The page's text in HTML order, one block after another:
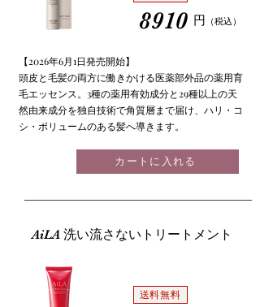
8910 円 （税込）
【2026年6月1日発売開始】
頭皮と毛髪の両方に働きかける医薬部外品の薬用育
毛エッセンス。3種の薬用有効成分と29種以上の天
然由来成分を独自技術で角質層まで届け、ハリ・コ
シ・ボリュームのある髪へ導きます。
カートに入れる
AiLA 洗い流さないトリートメント
送料無料